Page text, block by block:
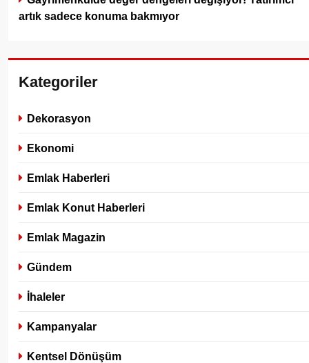
artık sadece konuma bakmıyor
Kategoriler
Dekorasyon
Ekonomi
Emlak Haberleri
Emlak Konut Haberleri
Emlak Magazin
Gündem
İhaleler
Kampanyalar
Kentsel Dönüşüm